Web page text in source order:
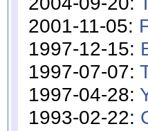
2001-11-05:
1997-12-15:
1997-07-07:
1997-04-28:
1993-02-22: